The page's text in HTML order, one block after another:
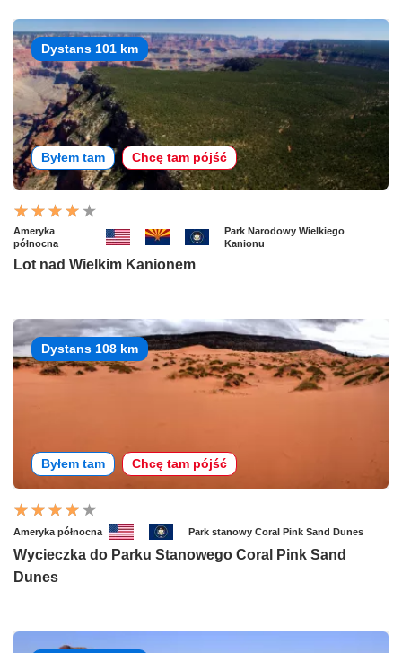
Dystans 101 km
Byłem tam Chcę tam pójść
Ameryka
północna
Park Narodowy Wielkiego
Kanionu
Lot nad Wielkim Kanionem
Dystans 108 km
Byłem tam Chcę tam pójść
Ameryka północna Park stanowy Coral Pink Sand Dunes
Wycieczka do Parku Stanowego Coral Pink Sand
Dunes